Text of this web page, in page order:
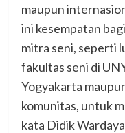
maupun
ini kesempatan
mitra seni, seperti
fakultas seni di
Yogyakarta
komunitas, untuk
kata Didik